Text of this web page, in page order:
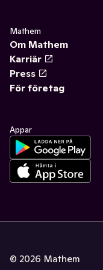
Mathem
Om Mathem
Karriär
Press
För företag
Appar
© 2026 Mathem